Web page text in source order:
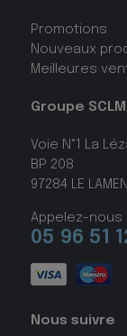
Promotions
Nouveaux
Meilleures
Groupe SCLM
Voie N°1 La
BP 208
97284 LE
Appelez-nous
05 96 51
Nous suivre